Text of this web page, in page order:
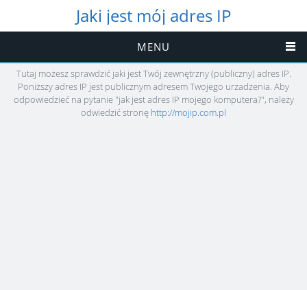
Jaki jest mój adres IP
MENU
Tutaj możesz sprawdzić jaki jest Twój zewnętrzny (publiczny) adres IP.
Poniższy adres IP jest publicznym adresem Twojego urzadzenia. Aby
odpowiedzieć na pytanie "jak jest adres IP mojego komputera?", należy
odwiedzić stronę http://mojip.com.pl